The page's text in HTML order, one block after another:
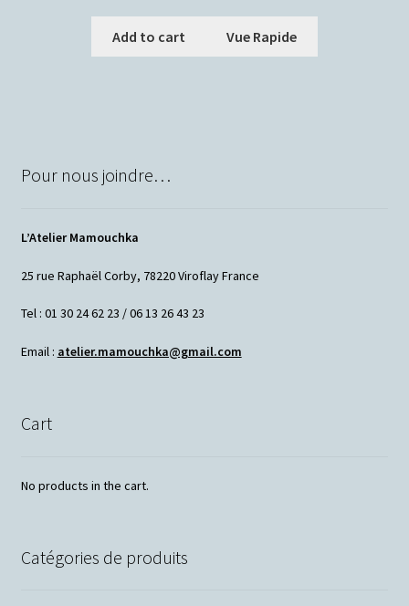
Add to cart Vue Rapide
Pour nous joindre…
L’Atelier Mamouchka
25 rue Raphaël Corby, 78220 Viroflay France
Tel : 01 30 24 62 23 / 06 13 26 43 23
Email : atelier.mamouchka@gmail.com
Cart
No products in the cart.
Catégories de produits